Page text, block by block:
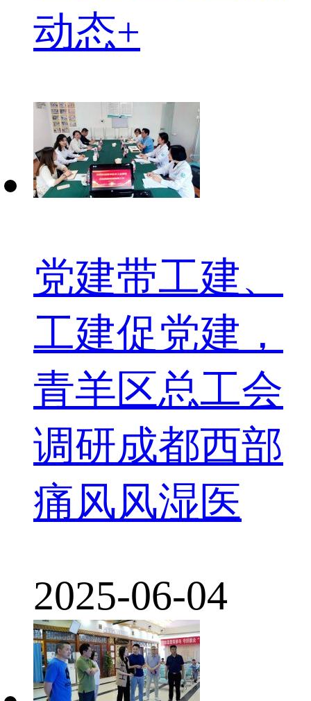
动态+
党建带工建、
工建促党建，
青羊区总工会
调研成都西部
痛风风湿医
2025-06-04